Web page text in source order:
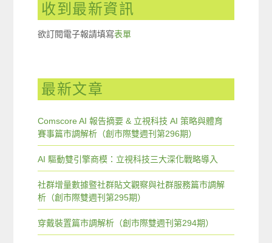
收到最新資訊
欲訂閱電子報請填寫表單
最新文章
Comscore AI 報告摘要 & 立視科技 AI 策略與體育
賽事篇市調解析（創市際雙週刊第296期）
AI 驅動雙引擎商模：立視科技三大深化戰略導入
社群增量數據暨社群貼文觀察與社群服務篇市調解
析（創市際雙週刊第295期）
穿戴裝置篇市調解析（創市際雙週刊第294期）